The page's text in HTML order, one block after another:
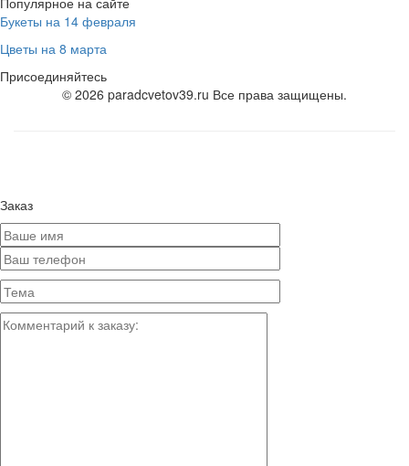
Букеты на 14 февраля
Цветы на 8 марта
Присоединяйтесь
© 2026 paradcvetov39.ru Все права защищены.
Заказ